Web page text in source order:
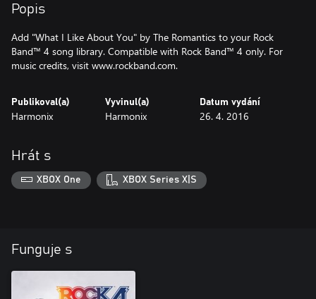
Popis
Add "What I Like About You" by The Romantics to your Rock
Band™ 4 song library. Compatible with Rock Band™ 4 only. For
music credits, visit www.rockband.com.
Publikoval(a)
Harmonix
Vyvinul(a)
Harmonix
Datum vydání
26. 4. 2016
Hrát s
XBOX One XBOX Series X|S
Funguje s